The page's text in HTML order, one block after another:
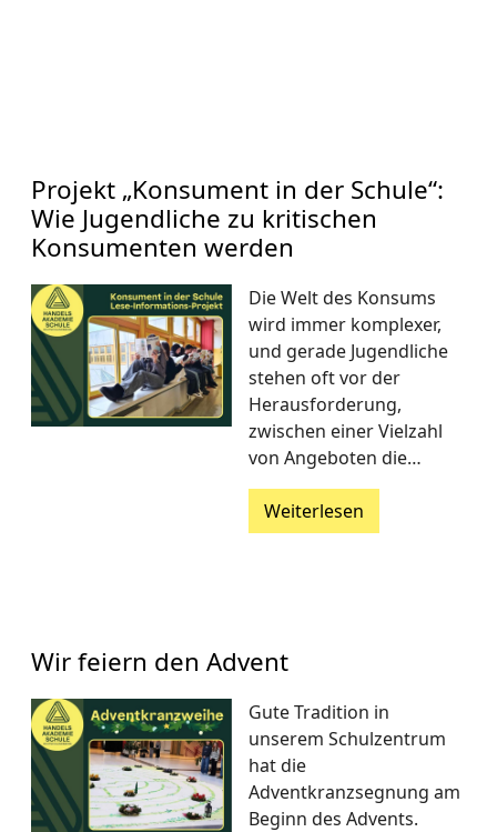
Projekt „Konsument in der Schule“:
Wie Jugendliche zu kritischen
Konsumenten werden
Die Welt des Konsums
wird immer komplexer,
und gerade Jugendliche
stehen oft vor der
Herausforderung,
zwischen einer Vielzahl
von Angeboten die…
Weiterlesen
Wir feiern den Advent
Gute Tradition in
unserem Schulzentrum
hat die
Adventkranzsegnung am
Beginn des Advents.